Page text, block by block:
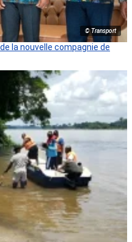
© Transport
la nouvelle compagnie de